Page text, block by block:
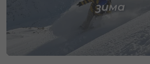
зима